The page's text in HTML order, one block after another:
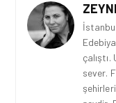
çalıştı.
sever.